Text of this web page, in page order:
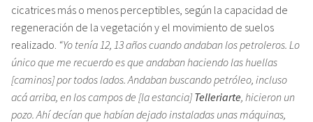
cicatrices más o menos perceptibles, según la capacidad de
regeneración de la vegetación y el movimiento de suelos
realizado. “Yo tenía 12, 13 años cuando andaban los petroleros. Lo
único que me recuerdo es que andaban haciendo las huellas
[caminos] por todos lados. Andaban buscando petróleo, incluso
acá arriba, en los campos de [la estancia]Telleriarte, hicieron un
pozo. Ahí decían que habían dejado instaladas unas máquinas,